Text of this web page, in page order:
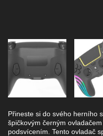
Přineste si do svého herního
špičkovým černým
podsvícením. Tento ovladač